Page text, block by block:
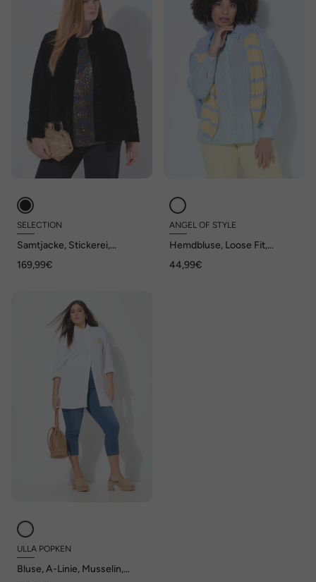
SELECTION
Samtjacke, Stickerei,
169,99€
ANGEL OF STYLE
Hemdbluse, Loose Fit,
44,99€
ULLA POPKEN
Bluse, A-Linie, Musselin,